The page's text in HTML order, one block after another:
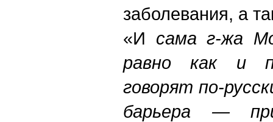
заболевания, а
«И сама г-жа
равно как и
говорят по-
барьера —